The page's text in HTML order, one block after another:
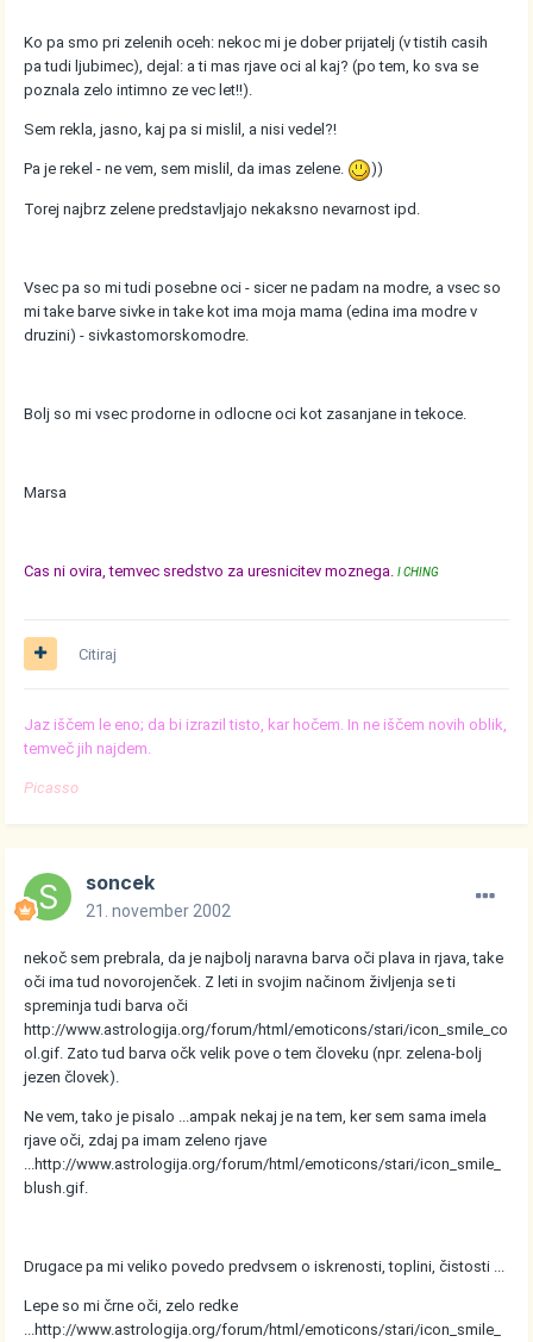
Ko pa smo pri zelenih oceh: nekoc mi je dober prijatelj (v tistih casih
pa tudi ljubimec), dejal: a ti mas rjave oci al kaj? (po tem, ko sva se
poznala zelo intimno ze vec let!!).
Sem rekla, jasno, kaj pa si mislil, a nisi vedel?!
Pa je rekel - ne vem, sem mislil, da imas zelene. ))
Torej najbrz zelene predstavljajo nekaksno nevarnost ipd.
Vsec pa so mi tudi posebne oci - sicer ne padam na modre, a vsec so
mi take barve sivke in take kot ima moja mama (edina ima modre v
druzini) - sivkastomorskomodre.
Bolj so mi vsec prodorne in odlocne oci kot zasanjane in tekoce.
Marsa
Cas ni ovira, temvec sredstvo za uresnicitev moznega. I CHING
Citiraj
Jaz iščem le eno; da bi izrazil tisto, kar hočem. In ne iščem novih oblik,
temveč jih najdem.
Picasso
soncek
21. november 2002
nekoč sem prebrala, da je najbolj naravna barva oči plava in rjava, take
oči ima tud novorojenček. Z leti in svojim načinom življenja se ti
spreminja tudi barva oči
http://www.astrologija.org/forum/html/emoticons/stari/icon_smile_co
ol.gif . Zato tud barva očk velik pove o tem človeku (npr. zelena-bolj
jezen človek).
Ne vem, tako je pisalo ...ampak nekaj je na tem, ker sem sama imela
rjave oči, zdaj pa imam zeleno rjave
...http://www.astrologija.org/forum/html/emoticons/stari/icon_smile_
blush.gif
Drugace pa mi veliko povedo predvsem o iskrenosti, toplini, čistosti ...
Lepe so mi črne oči, zelo redke
...http://www.astrologija.org/forum/html/emoticons/stari/icon_smile_